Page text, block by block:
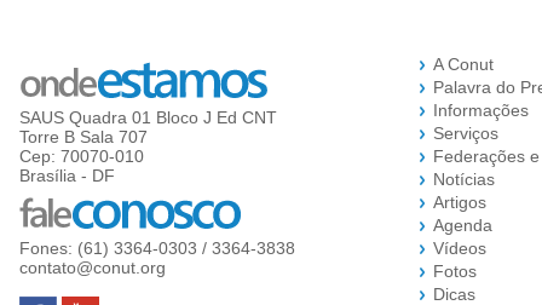
SAUS Quadra 01 Bloco J Ed CNT
Torre B Sala 707
Cep: 70070-010
Brasília - DF
Fones: (61) 3364-0303 / 3364-3838
contato@conut.org
A Conut
Palavra do
Informações
Serviços
Federações
Notícias
Artigos
Agenda
Vídeos
Fotos
Dicas